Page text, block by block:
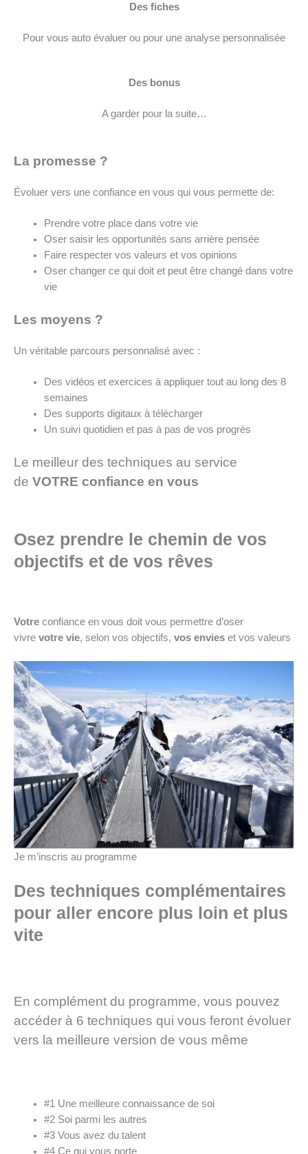
Des fiches
Pour vous auto évaluer ou pour une analyse personnalisée
Des bonus
A garder pour la suite…
La promesse ?
Évoluer vers une confiance en vous qui vous permette de:
Prendre votre place dans votre vie
Oser saisir les opportunités sans arrière pensée
Faire respecter vos valeurs et vos opinions
Oser changer ce qui doit et peut être changé dans votre
vie
Les moyens ?
Un véritable parcours personnalisé avec :
Des vidéos et exercices à appliquer tout au long des 8
semaines
Des supports digitaux à télécharger
Un suivi quotidien et pas à pas de vos progrès
Le meilleur des techniques au service
de VOTRE confiance en vous
Osez prendre le chemin de vos
objectifs et de vos rêves
Votre confiance en vous doit vous permettre d’oser
vivre votre vie, selon vos objectifs, vos envies et vos valeurs
Je m’inscris au programme
Des techniques complémentaires
pour aller encore plus loin et plus
vite
En complément du programme, vous pouvez
accéder à 6 techniques qui vous feront évoluer
vers la meilleure version de vous même
#1 Une meilleure connaissance de soi
#2 Soi parmi les autres
#3 Vous avez du talent
#4 Ce qui vous porte